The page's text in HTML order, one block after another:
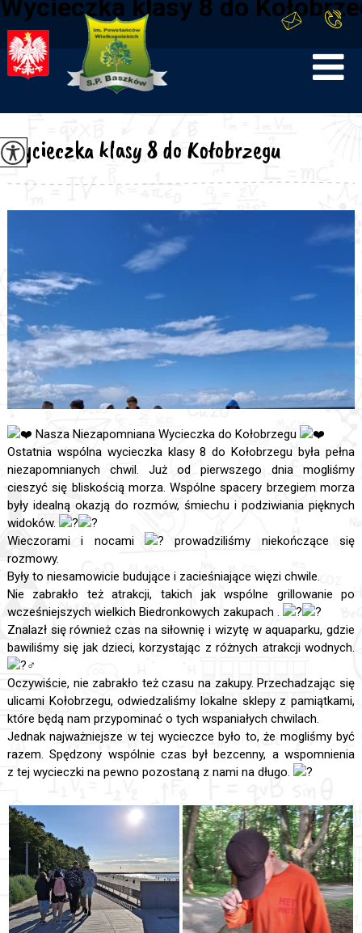
Wycieczka klasy 8 do
Wycieczka klasy 8 do Kołobrzegu
Nasza Niezapomniana Wycieczka do Kołobrzegu
Ostatnia wspólna wycieczka klasy 8 do Kołobrzegu była pełna
niezapomnianych chwil. Już od pierwszego dnia mogliśmy
cieszyć się bliskością morza. Wspólne spacery brzegiem morza
były idealną okazją do rozmów, śmiechu i podziwiania pięknych
widoków.
Wieczorami i nocami
prowadziliśmy niekończące się
rozmowy.
Były to niesamowicie budujące i zacieśniające więzi chwile.
Nie zabrakło też atrakcji, takich jak wspólne grillowanie po
wcześniejszych wielkich Biedronkowych zakupach .
Znalazł się również czas na siłownię i wizytę w aquaparku, gdzie
bawiliśmy się jak dzieci, korzystając z różnych atrakcji wodnych.
Oczywiście, nie zabrakło też czasu na zakupy. Przechadzając się
ulicami Kołobrzegu, odwiedzaliśmy lokalne sklepy z pamiątkami,
które będą nam przypominać o tych wspaniałych chwilach.
Jednak najważniejsze w tej wycieczce było to, że mogliśmy być
razem. Spędzony wspólnie czas był bezcenny, a wspomnienia
z tej wycieczki na pewno pozostaną z nami na długo.